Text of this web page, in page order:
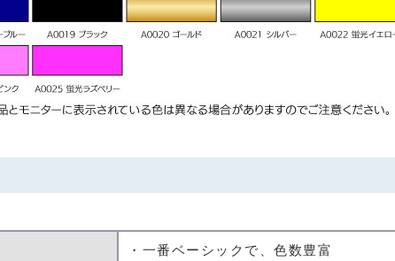
・一番ベーシックで、色数豊富